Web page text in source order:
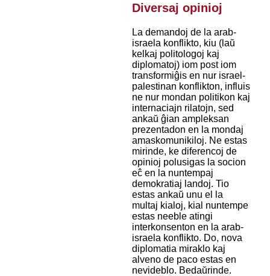
Diversaj opinioj
La demandoj de la arab-
israela konflikto, kiu (laŭ
kelkaj politologoj kaj
diplomatoj) iom post iom
transformiĝis en nur israel-
palestinan konflikton, influis
ne nur mondan politikon kaj
internaciajn rilatojn, sed
ankaŭ ĝian ampleksan
prezentadon en la mondaj
amaskomunikiloj. Ne estas
mirinde, ke diferencoj de
opinioj polusigas la socion
eĉ en la nuntempaj
demokratiaj landoj. Tio
estas ankaŭ unu el la
multaj kialoj, kial nuntempe
estas neeble atingi
interkonsenton en la arab-
israela konflikto. Do, nova
diplomatia miraklo kaj
alveno de paco estas en
nevideblo. Bedaŭrinde.